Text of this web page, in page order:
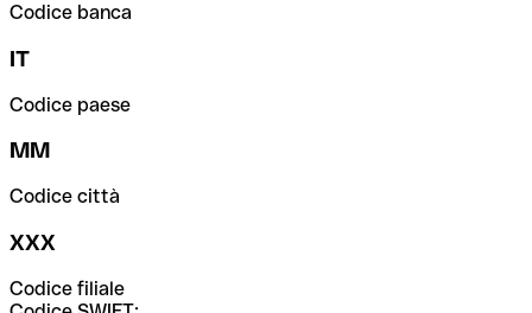
Codice banca
IT
Codice paese
MM
Codice città
XXX
Codice filiale